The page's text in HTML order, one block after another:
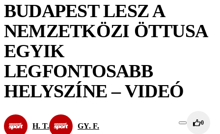
BUDAPEST LESZ A
NEMZETKÖZI ÖTTUSA
EGYIK
LEGFONTOSABB
HELYSZÍNE – VIDEÓ
H. T. GY. F. 0